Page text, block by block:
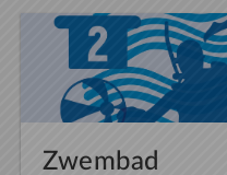
Zwembad